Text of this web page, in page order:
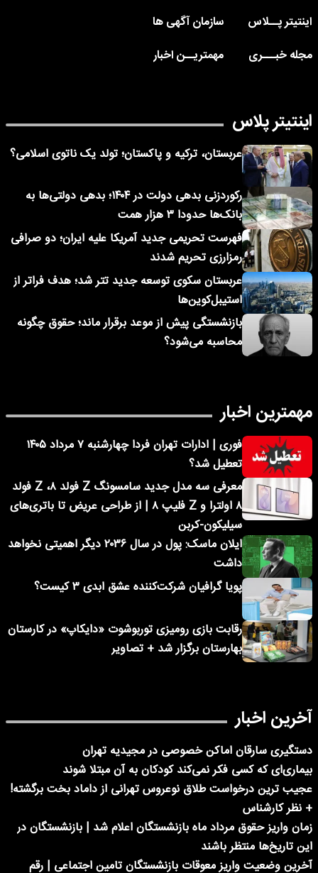
اینتیتر پــلاس
سازمان آگهی ها
مجله خبـــری
مهمتریــن اخبار
اینتیتر پلاس
عربستان، ترکیه و پاکستان؛ تولد یک ناتوی اسلامی؟
رکوردزنی بدهی دولت در ۱۴۰۴؛ بدهی دولتی‌ها به
بانک‌ها حدودا ۳ هزار همت
فهرست تحریمی جدید آمریکا علیه ایران؛ دو صرافی
رمزارزی تحریم شدند
عربستان سکوی توسعه جدید تتر شد؛ هدف فراتر از
استیبل‌کوین‌ها
بازنشستگی پیش از موعد برقرار ماند؛ حقوق چگونه
محاسبه می‌شود؟
مهمترین اخبار
فوری | ادارات تهران فردا چهارشنبه ۷ مرداد ۱۴۰۵
تعطیل شد؟
معرفی سه مدل جدید سامسونگ Z فولد ۸، Z فولد
۸ اولترا و Z فلیپ ۸ | از طراحی عریض تا باتری‌های
سیلیکون-کربن
ایلان ماسک: پول در سال ۲۰۳۶ دیگر اهمیتی نخواهد
داشت
پویا گرافیان شرکت‌کننده عشق ابدی ۳ کیست؟
رقابت بازی رومیزی توربوشوت «دایکاپ» در کارستان
بهارستان برگزار شد + تصاویر
آخرین اخبار
دستگیری سارقان اماکن خصوصی در مجیدیه تهران
بیماری‌ای که کسی فکر نمی‌کند کودکان به آن مبتلا شوند
عجیب ترین درخواست طلاق نوعروس تهرانی از داماد بخت برگشته!
+ نظر کارشناس
زمان واریز حقوق مرداد ماه بازنشستگان اعلام شد | بازنشستگان در
این تاریخ‌ها منتظر باشند
آخرین وضعیت واریز معوقات بازنشستگان تامین اجتماعی | رقم